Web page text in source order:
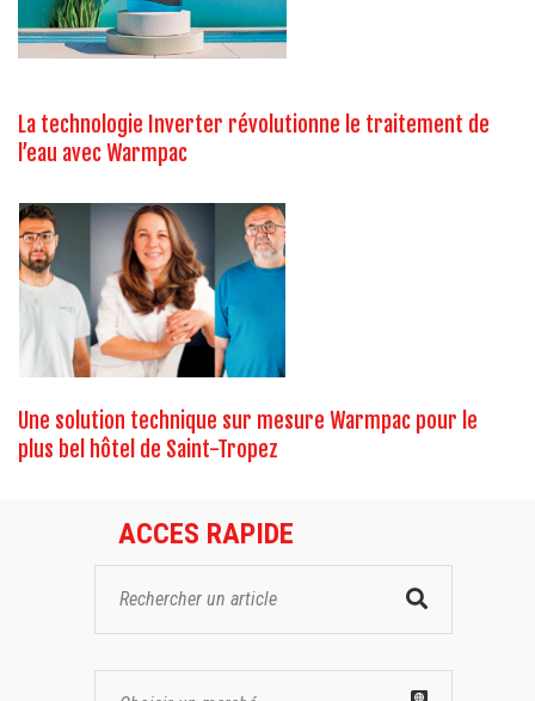
La technologie Inverter révolutionne le traitement de
l’eau avec Warmpac
Une solution technique sur mesure Warmpac pour le
plus bel hôtel de Saint-Tropez
ACCES RAPIDE